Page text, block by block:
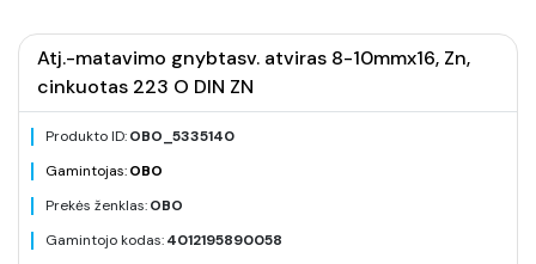
Atj.-matavimo gnybtasv. atviras 8-10mmx16, Zn,
cinkuotas 223 O DIN ZN
Produkto ID:OBO_5335140
Gamintojas:OBO
Prekės ženklas:OBO
Gamintojo kodas:4012195890058